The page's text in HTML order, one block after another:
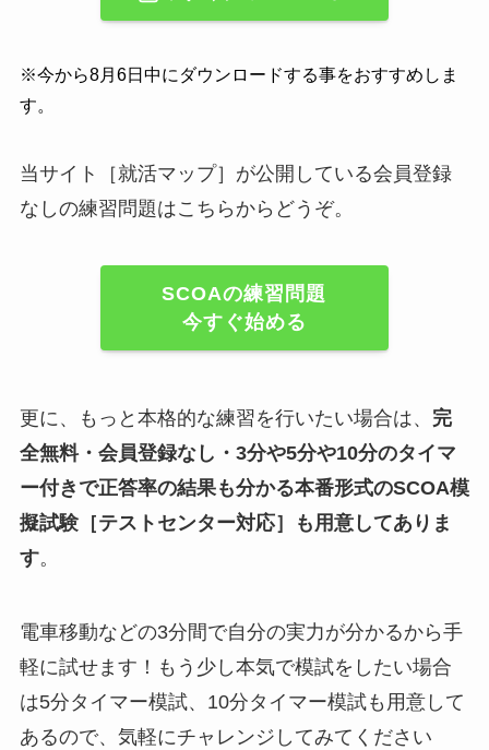
※今から8月6日中にダウンロードする事をおすすめしま
す。
当サイト［就活マップ］が公開している会員登録
なしの練習問題はこちらからどうぞ。
SCOAの練習問題
今すぐ始める
更に、もっと本格的な練習を行いたい場合は、 完
全無料・会員登録なし・ 3分や5分や10分のタイマ
ー付きで正答率の結果も分かる本番形式のSCOA模
擬試験［テストセンター対応］
も用意してありま
す。
電車移動などの3分間で自分の実力が分かるから手
軽に試せます！もう少し本気で模試をしたい場合
は5分タイマー模試、10分タイマー模試も用意して
あるので、気軽にチャレンジしてみてください